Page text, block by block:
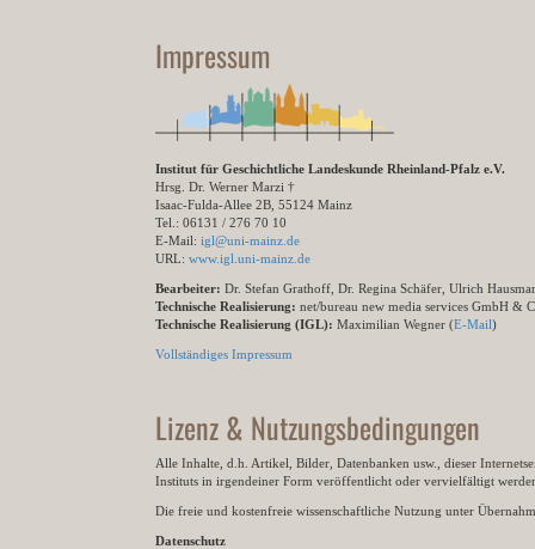
Impressum
Institut für Geschichtliche Landeskunde Rheinland-Pfalz e.V.
Hrsg. Dr. Werner Marzi †
Isaac-Fulda-Allee 2B, 55124 Mainz
Tel.: 06131 / 276 70 10
E-Mail: igl@uni-mainz.de
URL: www.igl.uni-mainz.de
Bearbeiter: Dr. Stefan Grathoff, Dr. Regina Schäfer, Ulrich
Technische Realisierung: net/bureau new media services GmbH &
Technische Realisierung (IGL): Maximilian Wegner (E-Mail)
Vollständiges Impressum
Lizenz & Nutzungsbedingungen
Alle Inhalte, d.h. Artikel, Bilder, Datenbanken usw., dieser
Instituts in irgendeiner Form veröffentlicht oder vervielfältigt
Die freie und kostenfreie wissenschaftliche Nutzung unter
Datenschutz